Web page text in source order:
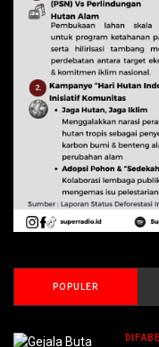
POPULER